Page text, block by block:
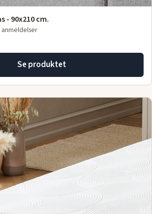
- 90x210 cm.
anmeldelser
Se produktet